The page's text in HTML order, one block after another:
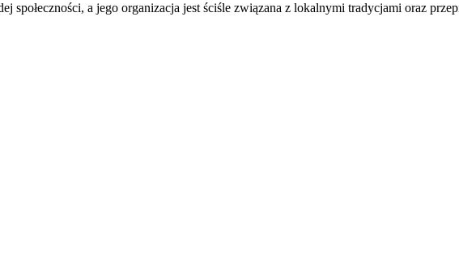
społeczności, a jego organizacja jest ściśle związana z lokalnymi tradycjami oraz